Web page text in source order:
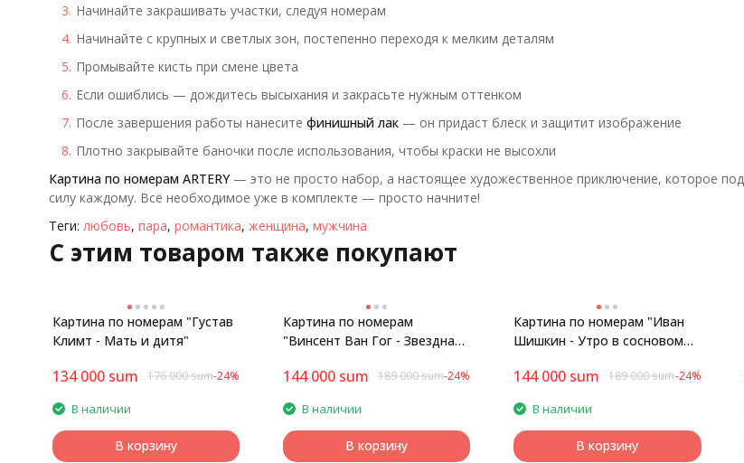
Начинайте закрашивать участки, следуя номерам
Начинайте с крупных и светлых зон, постепенно переходя к мелким деталям
Промывайте кисть при смене цвета
Если ошиблись — дождитесь высыхания и закрасьте нужным оттенком
После завершения работы нанесите финишный лак— он придаст блеск и защитит изображение
Плотно закрывайте баночки после использования, чтобы краски не высохли
Картина по номерам ARTERY— это не просто набор, а настоящее художественное приключение, которое под
силу каждому. Всё необходимое уже в комплекте — просто начните!
Теги: любовь, пара, романтика, женщина, мужчина
C этим товаром также покупают
Картина по номерам "Густав
Климт - Мать и дитя"
134 000 sum 176 000sum-24%
В наличии
В корзину
Картина по номерам
"Винсент Ван Гог - Звездная
144 000 sum 189 000sum-24%
В наличии
В корзину
Картина по номерам "Иван
Шишкин - Утро в сосновом
144 000 sum 189 000sum-24%
В наличии
В корзину